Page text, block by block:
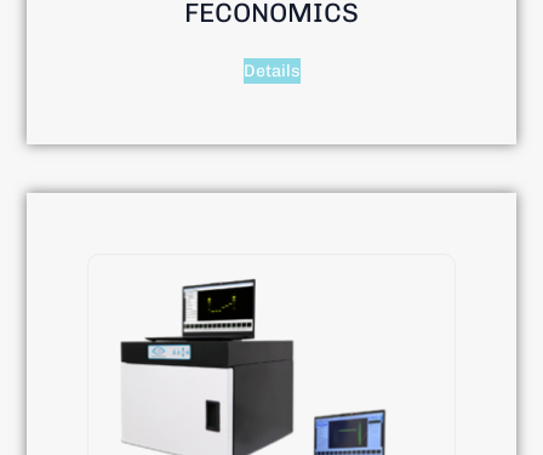
FECONOMICS
Details